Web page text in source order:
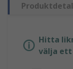
Hitta
välja